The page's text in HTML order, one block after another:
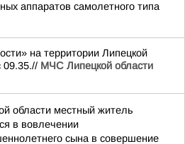
аппаратов самолетного типа
на территории Липецкой
09.35.// МЧС Липецкой области
области местный житель
в вовлечении
сына в совершение